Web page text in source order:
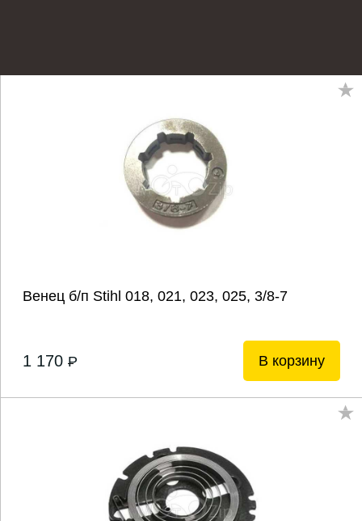
Венец б/п Stihl 018, 021, 023, 025, 3/8-7
1 170 P В корзину